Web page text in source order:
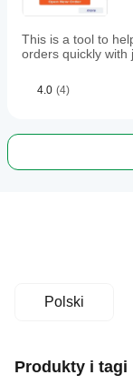
This is a tool to
orders quickly with
4.0 (4)
Polski
Produkty i tagi